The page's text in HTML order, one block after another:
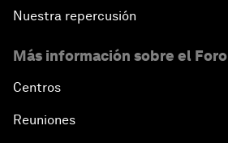
Nuestra repercusión
Más información sobre el Foro
Centros
Reuniones